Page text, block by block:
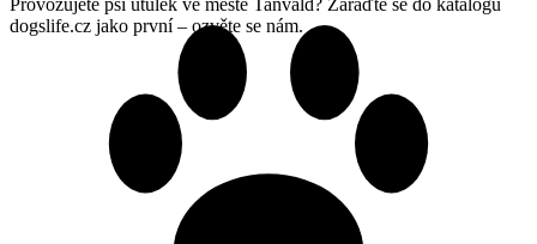
Provozujete psí útulek ve městě Tanvald? Zařaďte se do katalogu
dogslife.cz jako první – ozvěte se nám.